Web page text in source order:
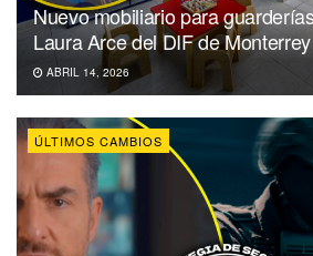
Nuevo mobiliario para
Laura Arce del DIF de Monterrey
ABRIL 14, 2026
ÚLTIMOS CAMBIOS